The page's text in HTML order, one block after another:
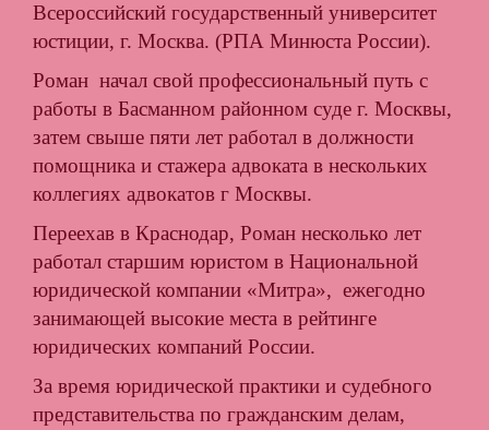
Всероссийский государственный университет
юстиции, г. Москва. (РПА Минюста России).
Роман начал свой профессиональный путь с
работы в Басманном районном суде г. Москвы,
затем свыше пяти лет работал в должности
помощника и стажера адвоката в нескольких
коллегиях адвокатов г Москвы.
Переехав в Краснодар, Роман несколько лет
работал старшим юристом в Национальной
юридической компании «Митра», ежегодно
занимающей высокие места в рейтинге
юридических компаний России.
За время юридической практики и судебного
представительства по гражданским делам,